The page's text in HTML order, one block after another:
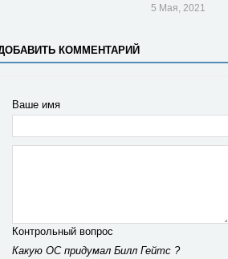
5 Мая, 2021
КОММЕНТАРИЙ
Ваше имя
Контрольный вопрос
Какую ОС придумал Билл Гейтс ?